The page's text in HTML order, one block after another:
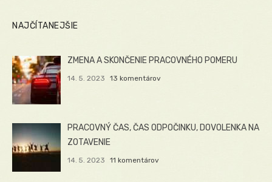
NAJČÍTANEJŠIE
ZMENA A SKONČENIE PRACOVNÉHO POMERU
14. 5. 2023 13 komentárov
PRACOVNÝ ČAS, ČAS ODPOČINKU, DOVOLENKA NA
ZOTAVENIE
14. 5. 2023 11 komentárov